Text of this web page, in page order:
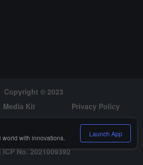
Copyright © 2023
Media Kit
Privacy Policy
Hiring
No. 2021009392
world with innovations. Launch App